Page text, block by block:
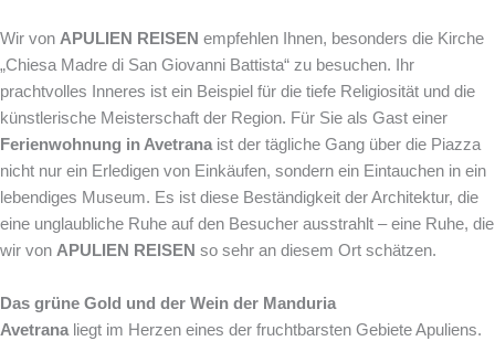
Wir von APULIEN REISEN empfehlen Ihnen, besonders die Kirche
„Chiesa Madre di San Giovanni Battista“ zu besuchen. Ihr
prachtvolles Inneres ist ein Beispiel für die tiefe Religiosität und die
künstlerische Meisterschaft der Region. Für Sie als Gast einer
Ferienwohnung in Avetrana ist der tägliche Gang über die Piazza
nicht nur ein Erledigen von Einkäufen, sondern ein Eintauchen in ein
lebendiges Museum. Es ist diese Beständigkeit der Architektur, die
eine unglaubliche Ruhe auf den Besucher ausstrahlt – eine Ruhe, die
wir von APULIEN REISEN so sehr an diesem Ort schätzen.
Das grüne Gold und der Wein der Manduria
Avetrana liegt im Herzen eines der fruchtbarsten Gebiete Apuliens.